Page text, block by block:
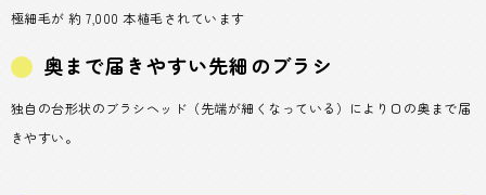
極細毛が 約 7,000 本植毛されています
奥まで届きやすい先細のブラシ
独自の台形状のブラシヘッド（先端が細くなっている）により口の奥まで届
きやすい。